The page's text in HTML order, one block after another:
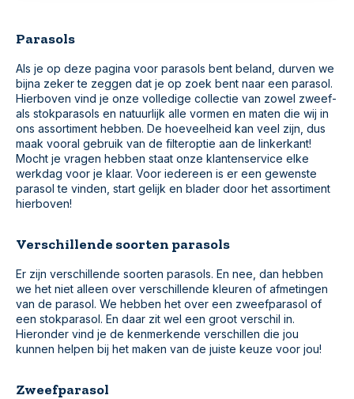
Parasols
Als je op deze pagina voor parasols bent beland, durven we
bijna zeker te zeggen dat je op zoek bent naar een parasol.
Hierboven vind je onze volledige collectie van zowel zweef-
als stokparasols en natuurlijk alle vormen en maten die wij in
ons assortiment hebben. De hoeveelheid kan veel zijn, dus
maak vooral gebruik van de filteroptie aan de linkerkant!
Mocht je vragen hebben staat onze klantenservice elke
werkdag voor je klaar. Voor iedereen is er een gewenste
parasol te vinden, start gelijk en blader door het assortiment
hierboven!
Verschillende soorten parasols
Er zijn verschillende soorten parasols. En nee, dan hebben
we het niet alleen over verschillende kleuren of afmetingen
van de parasol. We hebben het over een zweefparasol of
een stokparasol. En daar zit wel een groot verschil in.
Hieronder vind je de kenmerkende verschillen die jou
kunnen helpen bij het maken van de juiste keuze voor jou!
Zweefparasol